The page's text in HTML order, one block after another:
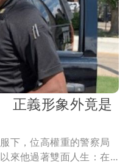
正義形象外竟是
下，位高權重的警察局
來他過著雙面人生：在